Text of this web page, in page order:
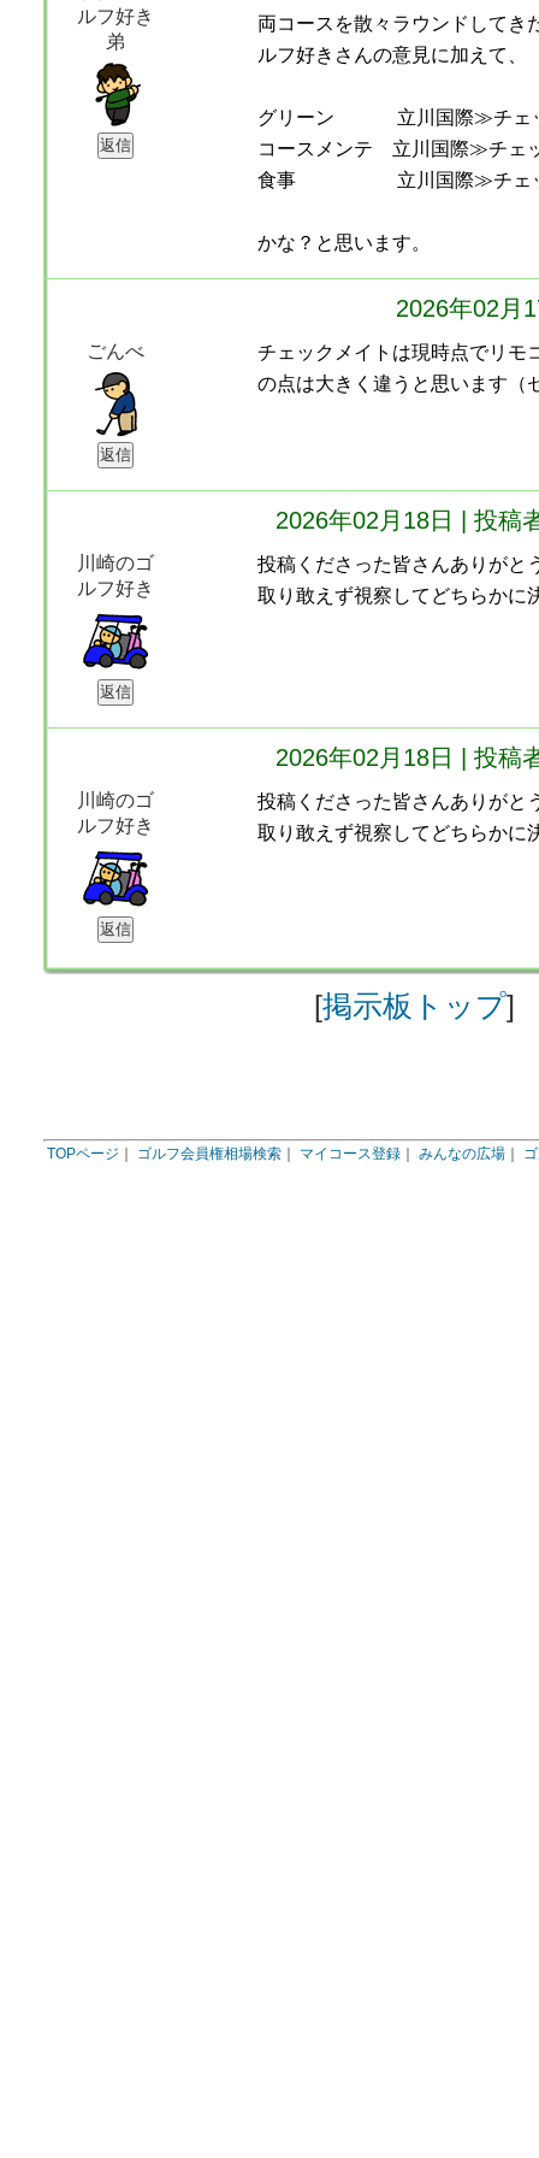
ルフ好き
弟
両コースを散々ラウンドしてき
ルフ好きさんの意見に加えて、
グリーン 立川国際≫チェ
コースメンテ 立川国際≫チェ
食事 立川国際≫チェ
かな？と思います。
2026年02月
ごんべ
チェックメイトは現時点でリモ
の点は大きく違うと思います（
2026年02月18日 | 投稿
川崎のゴ
ルフ好き
投稿くださった皆さんありがと
取り敢えず視察してどちらかに
2026年02月18日 | 投稿
川崎のゴ
ルフ好き
投稿くださった皆さんありがと
取り敢えず視察してどちらかに
[掲示板トップ]
TOPページ ゴルフ会員権相場検索｜ マイコース登録｜ みんなの広場｜